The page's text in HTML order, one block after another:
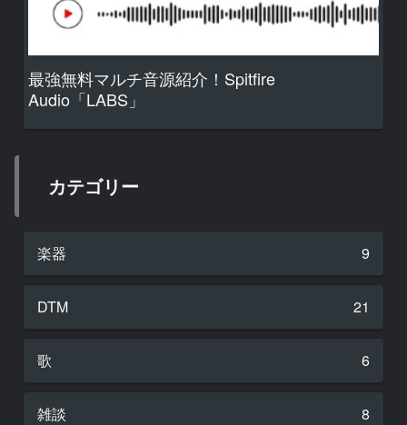
最強無料マルチ音源紹介！Spitfire
Audio「LABS」
カテゴリー
楽器 9
DTM 21
歌 6
雑談 8